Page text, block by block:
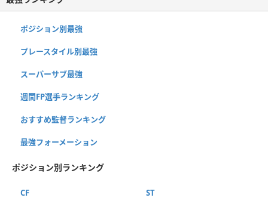
ポジション別最強
プレースタイル別最強
スーパーサブ最強
週間FP選手ランキング
おすすめ監督ランキング
最強フォーメーション
ポジション別ランキング
CF ST